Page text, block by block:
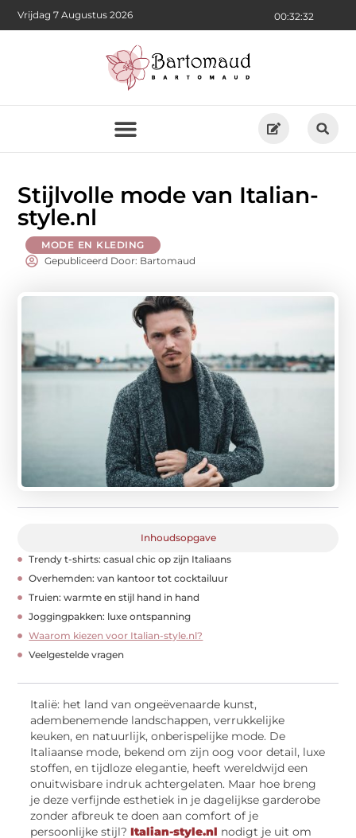
00:32:34
Vrijdag 7 Augustus 2026
Stijlvolle mode van Italian-
style.nl
MODE EN KLEDING
Gepubliceerd Door: Bartomaud
Inhoudsopgave
Trendy t-shirts: casual chic op zijn Italiaans
Overhemden: van kantoor tot cocktailuur
Truien: warmte en stijl hand in hand
Joggingpakken: luxe ontspanning
Waarom kiezen voor Italian-style.nl?
Veelgestelde vragen
Italië: het land van ongeëvenaarde kunst,
adembenemende landschappen, verrukkelijke
keuken, en natuurlijk, onberispelijke mode. De
Italiaanse mode, bekend om zijn oog voor detail, luxe
stoffen, en tijdloze elegantie, heeft wereldwijd een
onuitwisbare indruk achtergelaten. Maar hoe breng
je deze verfijnde esthetiek in je dagelijkse garderobe
zonder afbreuk te doen aan comfort of je
persoonlijke stijl?Italian-style.nl nodigt je uit om